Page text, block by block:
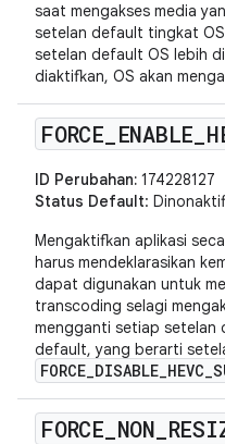
saat mengakses media
setelan default tingkat
setelan default OS lebih
diaktifkan, OS akan
FORCE ENABLE
ID Perubahan: 174228127
Status Default:
Mengaktifkan aplikasi
harus mendeklarasikan
dapat digunakan untuk
transcoding selagi
mengganti setiap setelan
default, yang berarti
FORCE NON